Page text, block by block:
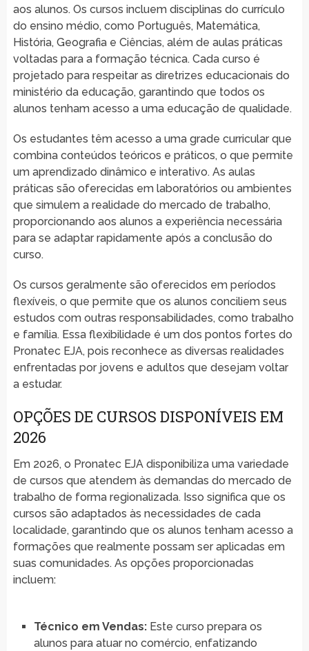
aos alunos. Os cursos incluem disciplinas do currículo
do ensino médio, como Português, Matemática,
História, Geografia e Ciências, além de aulas práticas
voltadas para a formação técnica. Cada curso é
projetado para respeitar as diretrizes educacionais do
ministério da educação, garantindo que todos os
alunos tenham acesso a uma educação de qualidade.
Os estudantes têm acesso a uma grade curricular que
combina conteúdos teóricos e práticos, o que permite
um aprendizado dinâmico e interativo. As aulas
práticas são oferecidas em laboratórios ou ambientes
que simulem a realidade do mercado de trabalho,
proporcionando aos alunos a experiência necessária
para se adaptar rapidamente após a conclusão do
curso.
Os cursos geralmente são oferecidos em períodos
flexíveis, o que permite que os alunos conciliem seus
estudos com outras responsabilidades, como trabalho
e família. Essa flexibilidade é um dos pontos fortes do
Pronatec EJA, pois reconhece as diversas realidades
enfrentadas por jovens e adultos que desejam voltar
a estudar.
OPÇÕES DE CURSOS DISPONÍVEIS EM
2026
Em 2026, o Pronatec EJA disponibiliza uma variedade
de cursos que atendem às demandas do mercado de
trabalho de forma regionalizada. Isso significa que os
cursos são adaptados às necessidades de cada
localidade, garantindo que os alunos tenham acesso a
formações que realmente possam ser aplicadas em
suas comunidades. As opções proporcionadas
incluem:
Técnico em Vendas:Este curso prepara os
alunos para atuar no comércio, enfatizando